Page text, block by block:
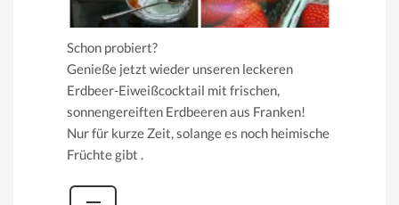
Schon probiert?
Genieße jetzt wieder unseren leckeren
Erdbeer-Eiweißcocktail mit frischen,
sonnengereiften Erdbeeren aus Franken!
Nur für kurze Zeit, solange es noch heimische
Früchte gibt .